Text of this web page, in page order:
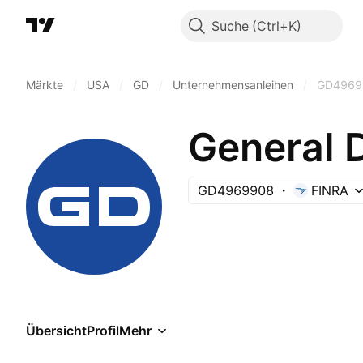
Suche
Märkte USA GD Unternehmensanleihen
GD4969908 FINRA
ÜbersichtProfilMehr